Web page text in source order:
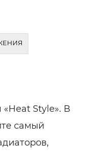
«Heat Style». В
самый